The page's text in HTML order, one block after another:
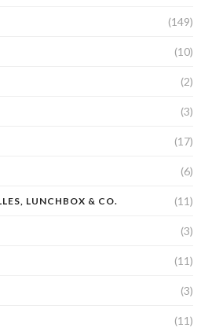
(149)
(10)
(2)
(3)
(17)
(6)
LUNCHBOX & CO. (11)
(3)
(11)
(3)
(11)